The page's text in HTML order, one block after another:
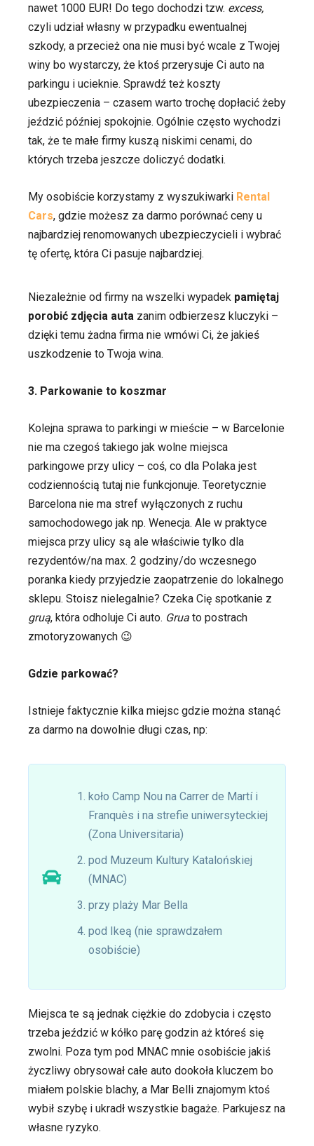
nawet 1000 EUR! Do tego dochodzi tzw. excess,
czyli udział własny w przypadku ewentualnej
szkody, a przecież ona nie musi być wcale z Twojej
winy bo wystarczy, że ktoś przerysuje Ci auto na
parkingu i ucieknie. Sprawdź też koszty
ubezpieczenia – czasem warto trochę dopłacić żeby
jeździć później spokojnie. Ogólnie często wychodzi
tak, że te małe firmy kuszą niskimi cenami, do
których trzeba jeszcze doliczyć dodatki.
My osobiście korzystamy z wyszukiwarki Rental
Cars, gdzie możesz za darmo porównać ceny u
najbardziej renomowanych ubezpieczycieli i wybrać
tę ofertę, która Ci pasuje najbardziej.
Niezależnie od firmy na wszelki wypadek pamiętaj
porobić zdjęcia auta zanim odbierzesz kluczyki –
dzięki temu żadna firma nie wmówi Ci, że jakieś
uszkodzenie to Twoja wina.
3. Parkowanie to koszmar
Kolejna sprawa to parkingi w mieście – w Barcelonie
nie ma czegoś takiego jak wolne miejsca
parkingowe przy ulicy – coś, co dla Polaka jest
codziennością tutaj nie funkcjonuje. Teoretycznie
Barcelona nie ma stref wyłączonych z ruchu
samochodowego jak np. Wenecja. Ale w praktyce
miejsca przy ulicy są ale właściwie tylko dla
rezydentów/na max. 2 godziny/do wczesnego
poranka kiedy przyjedzie zaopatrzenie do lokalnego
sklepu. Stoisz nielegalnie? Czeka Cię spotkanie z
gruą, która odholuje Ci auto. Grua to postrach
zmotoryzowanych 😉
Gdzie parkować?
Istnieje faktycznie kilka miejsc gdzie można stanąć
za darmo na dowolnie długi czas, np:
koło Camp Nou na Carrer de Martí i
Franquès i na strefie uniwersyteckiej
(Zona Universitaria)
pod Muzeum Kultury Katalońskiej
(MNAC)
przy plaży Mar Bella
pod Ikeą (nie sprawdzałem
osobiście)
Miejsca te są jednak ciężkie do zdobycia i często
trzeba jeździć w kółko parę godzin aż któreś się
zwolni. Poza tym pod MNAC mnie osobiście jakiś
życzliwy obrysował całe auto dookoła kluczem bo
miałem polskie blachy, a Mar Belli znajomym ktoś
wybił szybę i ukradł wszystkie bagaże. Parkujesz na
własne ryzyko.